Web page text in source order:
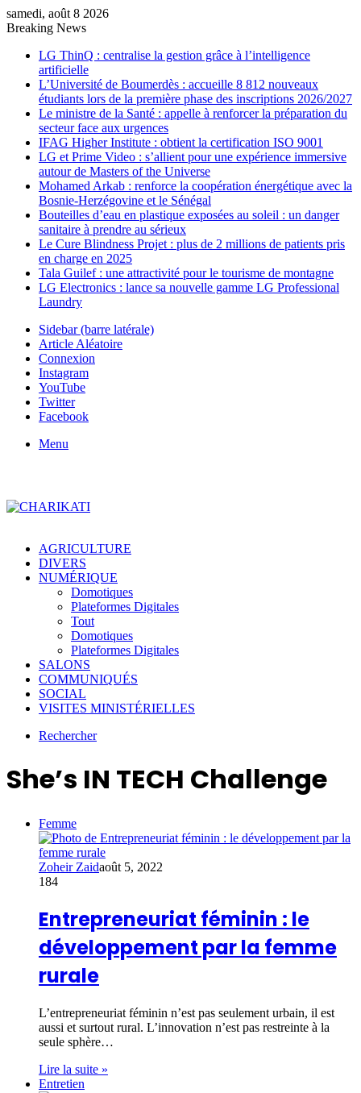
samedi, août 8 2026
Breaking News
LG ThinQ : centralise la gestion grâce à l’intelligence
artificielle
L’Université de Boumerdès : accueille 8 812 nouveaux
étudiants lors de la première phase des inscriptions 2026/2027
Le ministre de la Santé : appelle à renforcer la préparation du
secteur face aux urgences
IFAG Higher Institute : obtient la certification ISO 9001
LG et Prime Video : s’allient pour une expérience immersive
autour de Masters of the Universe
Mohamed Arkab : renforce la coopération énergétique avec la
Bosnie-Herzégovine et le Sénégal
Bouteilles d’eau en plastique exposées au soleil : un danger
sanitaire à prendre au sérieux
Le Cure Blindness Projet : plus de 2 millions de patients pris
en charge en 2025
Tala Guilef : une attractivité pour le tourisme de montagne
LG Electronics : lance sa nouvelle gamme LG Professional
Laundry
Sidebar (barre latérale)
Article Aléatoire
Connexion
Instagram
YouTube
Twitter
Facebook
Menu
AGRICULTURE
DIVERS
NUMÉRIQUE
Domotiques
Plateformes Digitales
Tout
Domotiques
Plateformes Digitales
SALONS
COMMUNIQUÉS
SOCIAL
VISITES MINISTÉRIELLES
Rechercher
She’s IN TECH Challenge
Femme
Zoheir Zaidaoût 5, 2022
184
Entrepreneuriat féminin : le
développement par la femme
rurale
L’entrepreneuriat féminin n’est pas seulement urbain, il est
aussi et surtout rural. L’innovation n’est pas restreinte à la
seule sphère…
Lire la suite »
Entretien